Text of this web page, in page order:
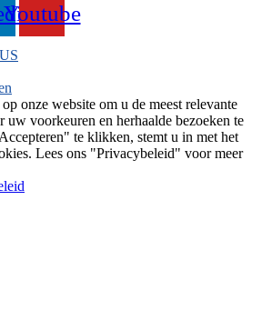
Youtube
onze website om u de meest relevante
uw voorkeuren en herhaalde bezoeken te
te klikken, stemt u in met het
Lees ons "Privacybeleid" voor meer